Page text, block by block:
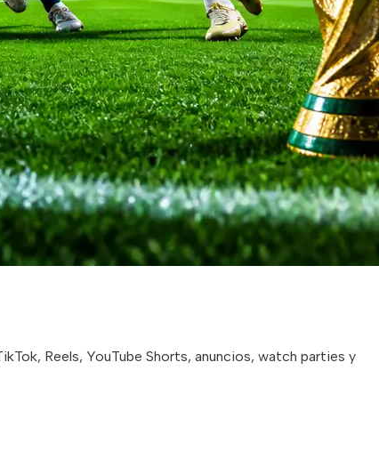
Reels, YouTube Shorts, anuncios, watch parties y